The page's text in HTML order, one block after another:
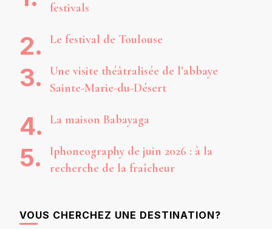
festivals
Le festival de Toulouse
Une visite théâtralisée de l’abbaye
Sainte-Marie-du-Désert
La maison Babayaga
Iphoneography de juin 2026 : à la
recherche de la fraîcheur
VOUS CHERCHEZ UNE DESTINATION?